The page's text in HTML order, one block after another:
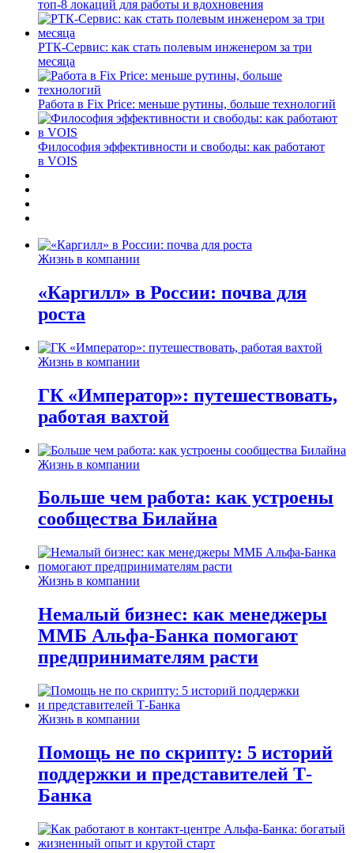
топ-8 локаций для работы и вдохновения
РТК-Сервис: как стать полевым инженером за три
месяца
Работа в Fix Price: меньше рутины, больше технологий
Философия эффективности и свободы: как работают
в VOIS
Жизнь в компании
«Каргилл» в России: почва для
роста
Жизнь в компании
ГК «Император»: путешествовать,
работая вахтой
Жизнь в компании
Больше чем работа: как устроены
сообщества Билайна
Жизнь в компании
Немалый бизнес: как менеджеры
ММБ Альфа-Банка помогают
предпринимателям расти
Жизнь в компании
Помощь не по скрипту: 5 историй
поддержки и представителей Т-
Банка